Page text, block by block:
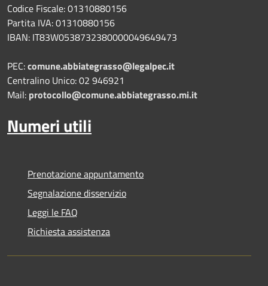
Codice Fiscale: 01310880156
Partita IVA: 01310880156
IBAN: IT83W0538732380000049649473
PEC:comune.abbiategrasso@legalpec.it
Centralino Unico: 02 946921
Mail: protocollo@comune.abbiategrasso.mi.it
Numeri utili
Prenotazione appuntamento
Segnalazione disservizio
Leggi le FAQ
Richiesta assistenza